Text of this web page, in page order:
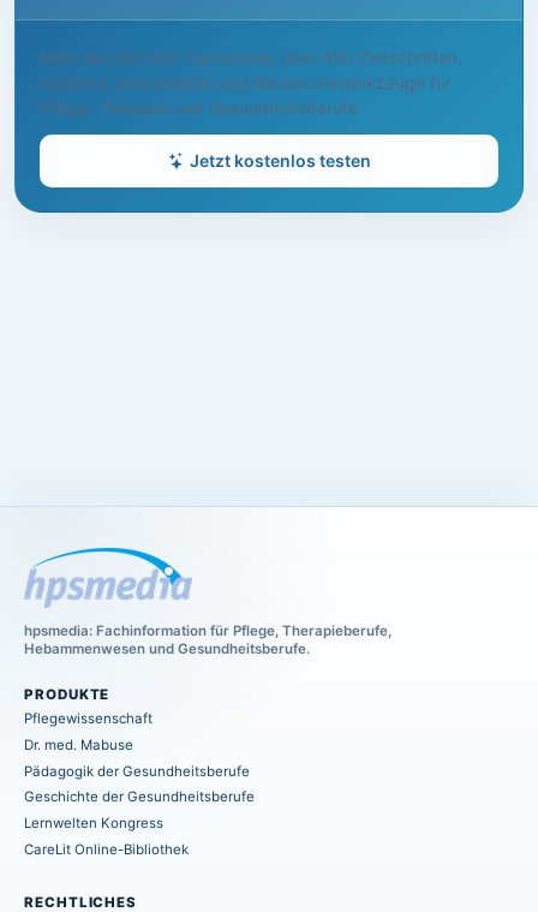
Mehr als 500.000 Fachartikel, über 450 Zeitschriften,
Volltexte, Readerlisten und Recherchewerkzeuge für
Pflege, Therapie und Gesundheitsberufe.
Jetzt kostenlos testen
hpsmedia: Fachinformation für Pflege, Therapieberufe,
Hebammenwesen und Gesundheitsberufe.
PRODUKTE
Pflegewissenschaft
Dr. med. Mabuse
Pädagogik der Gesundheitsberufe
Geschichte der Gesundheitsberufe
Lernwelten Kongress
CareLit Online-Bibliothek
RECHTLICHES